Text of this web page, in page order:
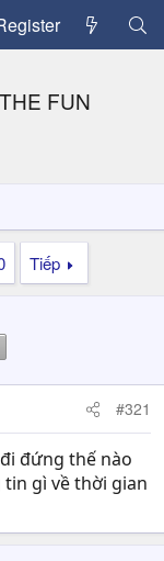
FUN
Tiếp
#321
đứng thế nào
gì về thời gian